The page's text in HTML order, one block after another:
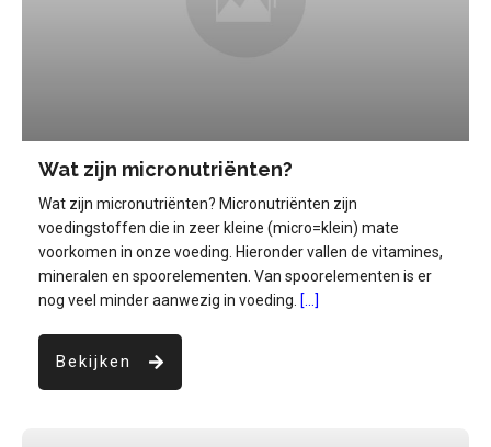
Wat zijn micronutriënten?
Wat zijn micronutriënten? Micronutriënten zijn
voedingstoffen die in zeer kleine (micro=klein) mate
voorkomen in onze voeding. Hieronder vallen de vitamines,
mineralen en spoorelementen. Van spoorelementen is er
nog veel minder aanwezig in voeding. [...]
Bekijken